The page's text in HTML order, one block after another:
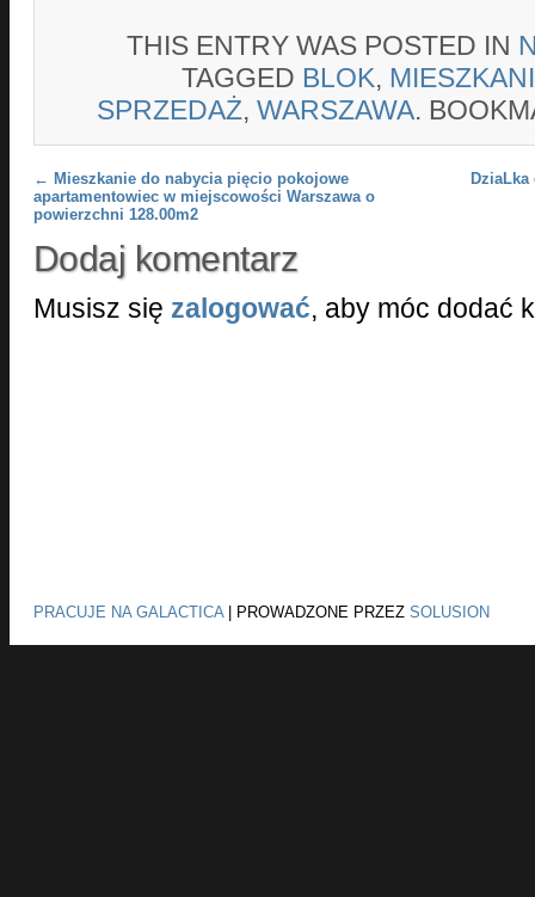
THIS ENTRY WAS POSTED IN
TAGGED BLOK,
SPRZEDAŻ, WARSZAWA.
Post navigation
← Mieszkanie do nabycia pięcio pokojowe
apartamentowiec w miejscowości Warszawa o
powierzchni 128.00m2
Dodaj komentarz
Musisz się zalogować, aby móc dodać
PRACUJE NA GALACTICA| PROWADZONE PRZEZ SOLUSION